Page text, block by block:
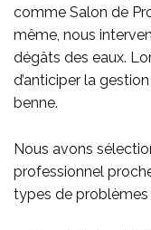
comme Salon de
même, nous
dégâts des eaux.
d’anticiper la
benne.
Nous avons
professionnel
types de problèmes